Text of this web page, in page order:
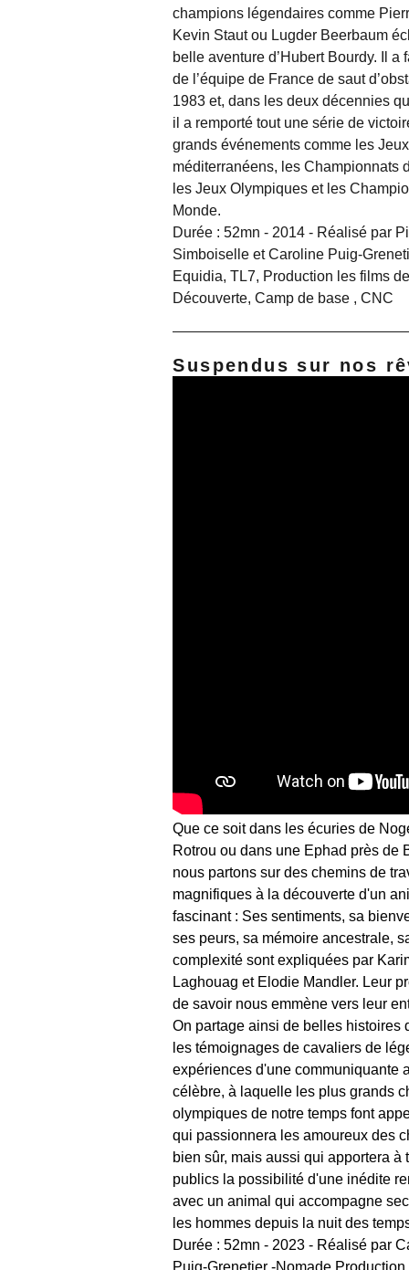
champions légendaires comme
Kevin Staut ou Lugder Beerbaum
belle aventure d’Hubert Bourdy. Il a
de l’équipe de France de saut
1983 et, dans les deux décennies
il a remporté tout une série de
grands événements comme les Jeux
méditerranéens, les Championnats
les Jeux Olympiques et les
Monde.
Durée : 52mn - 2014 - Réalisé par
Simboiselle et Caroline Puig-
Equidia, TL7, Production les films
Découverte, Camp de base , CNC
Suspendus sur nos
Que ce soit dans les écuries de
Rotrou ou dans une Ephad près de
nous partons sur des chemins de
magnifiques à la découverte d'un
fascinant : Ses sentiments, sa
ses peurs, sa mémoire ancestrale,
complexité sont expliquées par
Laghouag et Elodie Mandler. Leur
de savoir nous emmène vers leur
On partage ainsi de belles histoires
les témoignages de cavaliers de
expériences d'une communiquante
célèbre, à laquelle les plus grands
olympiques de notre temps font
qui passionnera les amoureux des
bien sûr, mais aussi qui apportera à
publics la possibilité d'une inédite
avec un animal qui accompagne
les hommes depuis la nuit des
Durée : 52mn - 2023 - Réalisé par
Puig-Grenetier -Nomade